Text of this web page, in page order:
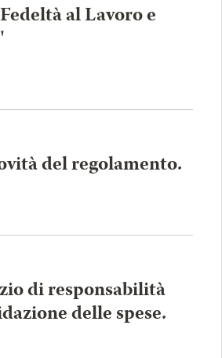
al Lavoro e
del regolamento.
di responsabilità
delle spese.